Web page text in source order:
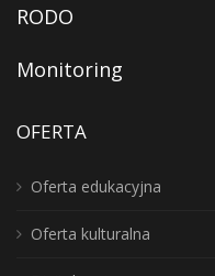
RODO
Monitoring
OFERTA
Oferta edukacyjna
Oferta kulturalna